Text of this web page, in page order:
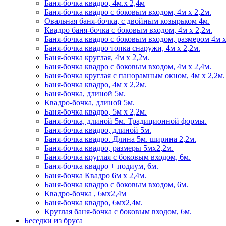
Баня-бочка квадро, 4м.х 2,4м
Баня-бочка квадро с боковым входом, 4м х 2,2м.
Овальная баня-бочка, с двойным козырьком 4м.
Квадро баня-бочка с боковым входом, 4м х 2,2м.
Баня-бочка квадро с боковым входом, размером 4м
Баня-бочка квадро топка снаружи, 4м х 2,2м.
Баня-бочка круглая, 4м х 2,2м.
Баня-бочка квадро с боковым входом, 4м х 2,4м.
Баня-бочка круглая с панорамным окном, 4м х 2,2м.
Баня-бочка квадро, 4м х 2,2м.
Баня-бочка, длиной 5м.
Квадро-бочка, длиной 5м.
Баня-бочка квадро, 5м х 2,2м.
Баня-бочка, длиной 5м. Традиционной формы.
Баня-бочка квадро, длиной 5м.
Баня-бочка квадро. Длина 5м. ширина 2,2м.
Баня-бочка квадро, размеры 5мх2,2м.
Баня-бочка круглая с боковым входом, 6м.
Баня-бочка квадро + подиум, 6м.
Баня-бочка Квадро 6м х 2,4м.
Баня-бочка квадро с боковым входом, 6м.
Квадро-бочка , 6мх2,4м
Баня-бочка квадро, 6мх2,4м.
Круглая баня-бочка с боковым входом, 6м.
Беседки из бруса